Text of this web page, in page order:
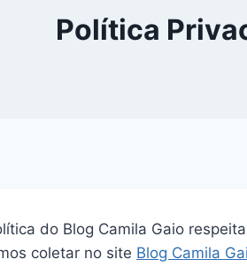
Política
do Blog Camila Gaio
coletar no site Blog Camila